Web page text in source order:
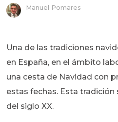
Manuel Pomares
Una de las tradiciones
en España, en el ámbito
una cesta de Navidad con
estas fechas. Esta
del siglo XX.